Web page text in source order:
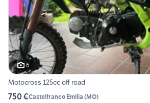
6
Motocross 125cc off road
750 €Castelfranco Emilia (MO)